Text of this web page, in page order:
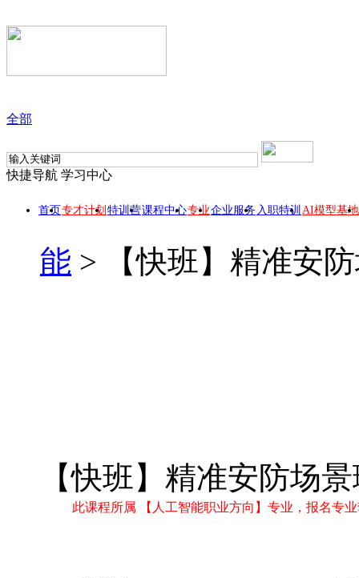
全部
快捷导航 学习中心
首页专才计划 特训营课程中心专业企业服务 入职特训 AI模型基地
能 > 【快班】精准安
【快班】精准安防场
此课程所属 【人工智能职业方向】专业，报名专